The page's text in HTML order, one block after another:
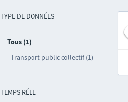
TYPE DE DONNÉES
Tous (1)
Transport public collectif (1)
TEMPS RÉEL